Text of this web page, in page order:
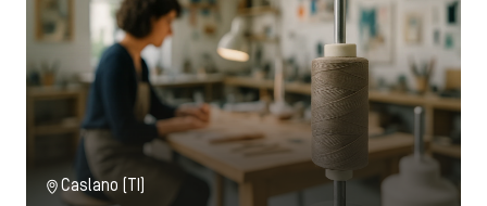
Caslano (TI)